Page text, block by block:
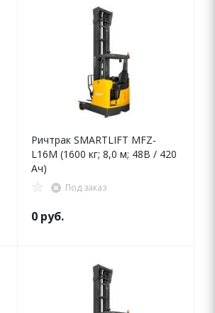
Ричтрак SMARTLIFT MFZ-
L16M (1600 кг; 8,0 м; 48В / 420
Ач)
Под заказ
0 руб.